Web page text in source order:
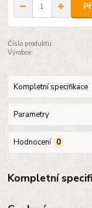
Číslo produktu:
Výrobce:
Kompletní specifikace
Parametry
Hodnocení 0
Kompletní